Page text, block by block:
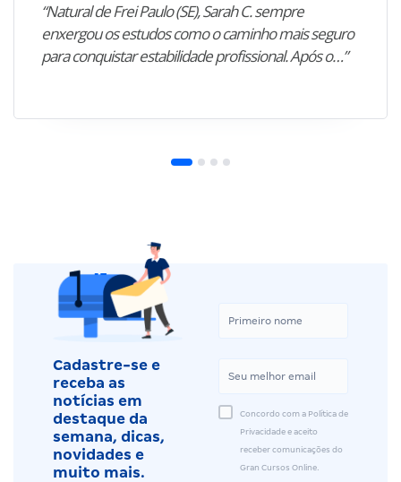
“Natural de Frei Paulo (SE), Sarah C. sempre
enxergou os estudos como o caminho mais seguro
para conquistar estabilidade profissional. Após o…”
Cadastre-se e
receba as
notícias em
destaque da
semana, dicas,
novidades e
muito mais.
Concordo com a Política de
Privacidade e aceito
receber comunicações do
Gran Cursos Online.